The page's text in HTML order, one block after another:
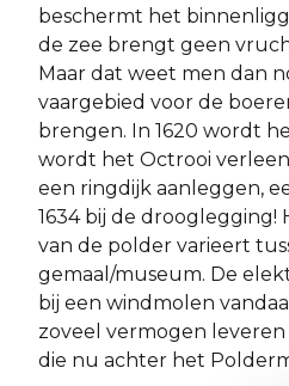
beschermt​ ​het​
de​ ​zee​ ​brengt​ ​geen
Maar​ ​dat​ ​weet men​ ​dan​
vaargebied​ ​voor​ ​de​
brengen.​ ​In​ ​1620​ ​wordt​
wordt​ ​het​ ​Octrooi
een​ ​ringdijk aanleggen,​
1634​ ​bij de​ ​drooglegging!​
van​ ​de​ ​polder​ ​varieert​
gemaal/museum. De​
​bij​ ​een windmolen​
zoveel vermogen​ ​leveren​
die​ ​nu​ ​achter​ ​het​